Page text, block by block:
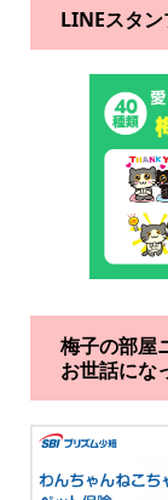
LINEスタン
梅子の部屋
お世話にな